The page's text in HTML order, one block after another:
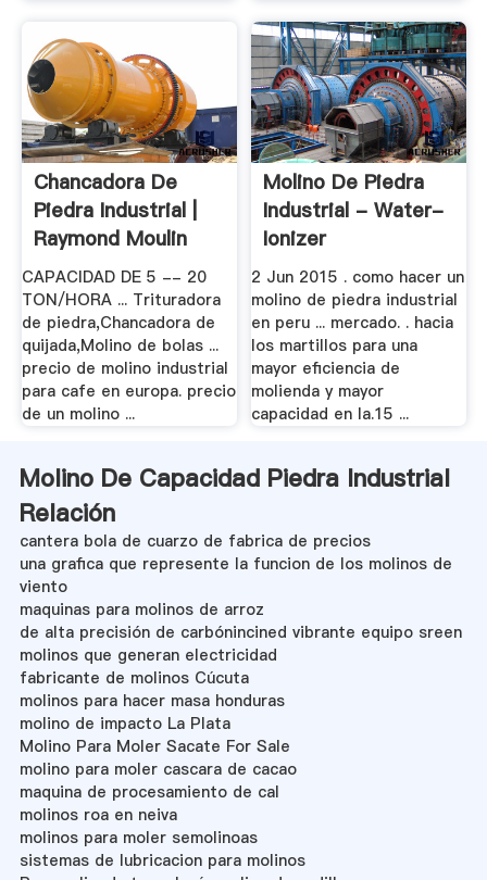
Chancadora De
Piedra Industrial |
Raymond Moulin
CAPACIDAD DE 5 -- 20
TON/HORA ... Trituradora
de piedra,Chancadora de
quijada,Molino de bolas ...
precio de molino industrial
para cafe en europa. precio
de un molino ...
Molino De Piedra
Industrial - Water-
Ionizer
2 Jun 2015 . como hacer un
molino de piedra industrial
en peru ... mercado. . hacia
los martillos para una
mayor eficiencia de
molienda y mayor
capacidad en la.15 ...
Molino De Capacidad Piedra Industrial
Relación
cantera bola de cuarzo de fabrica de precios
una grafica que represente la funcion de los molinos de
viento
maquinas para molinos de arroz
de alta precisión de carbónincined vibrante equipo sreen
molinos que generan electricidad
fabricante de molinos Cúcuta
molinos para hacer masa honduras
molino de impacto La Plata
Molino Para Moler Sacate For Sale
molino para moler cascara de cacao
maquina de procesamiento de cal
molinos roa en neiva
molinos para moler semolinoas
sistemas de lubricacion para molinos